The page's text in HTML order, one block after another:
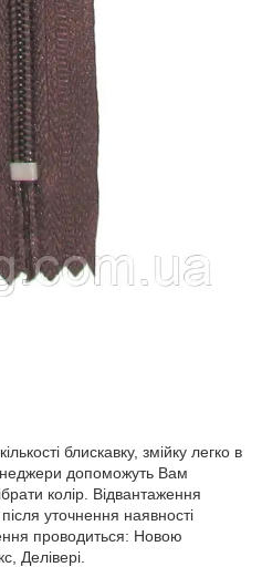
блискавку, змійку легко в
допоможуть Вам
колір. Відвантаження
уточнення наявності
проводиться: Новою
Делівері.